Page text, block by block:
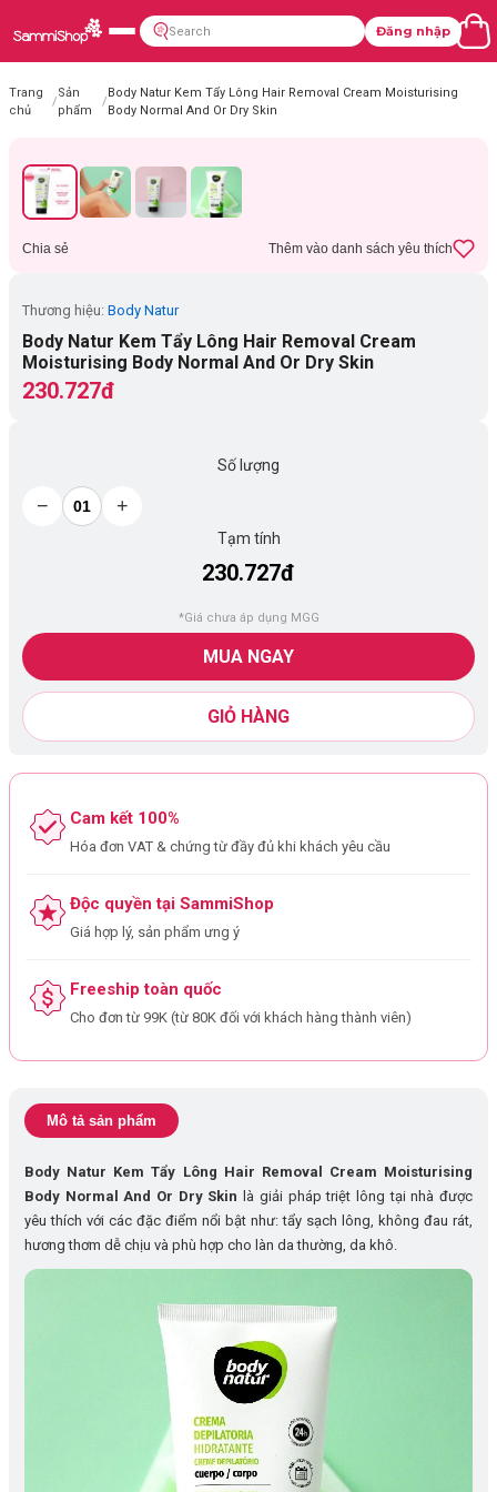
Đăng nhập
Trang
chủ
/
Sản
phẩm
/
Body Natur Kem Tẩy Lông Hair Removal Cream Moisturising
Body Normal And Or Dry Skin
Chia sẻ Thêm vào danh sách yêu thích
Thương hiệu: Body Natur
Body Natur Kem Tẩy Lông Hair Removal Cream
Moisturising Body Normal And Or Dry Skin
230.727đ
Số lượng
− +
Tạm tính
230.727đ
*Giá chưa áp dụng MGG
MUA NGAY
GIỎ HÀNG
Cam kết 100%
Hóa đơn VAT & chứng từ đầy đủ khi khách yêu cầu
Độc quyền tại SammiShop
Giá hợp lý, sản phẩm ưng ý
Freeship toàn quốc
Cho đơn từ 99K (từ 80K đối với khách hàng thành viên)
Mô tả sản phẩm
Body Natur Kem Tẩy Lông Hair Removal Cream Moisturising
Body Normal And Or Dry Skin là giải pháp triệt lông tại nhà được
yêu thích với các đặc điểm nổi bật như: tẩy sạch lông, không đau rát,
hương thơm dễ chịu và phù hợp cho làn da thường, da khô.